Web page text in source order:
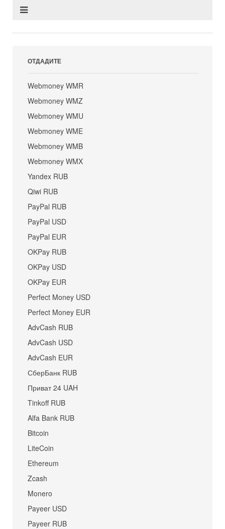
ОТДАДИТЕ
Webmoney WMR
Webmoney WMZ
Webmoney WMU
Webmoney WME
Webmoney WMB
Webmoney WMX
Yandex RUB
Qiwi RUB
PayPal RUB
PayPal USD
PayPal EUR
OKPay RUB
OKPay USD
OKPay EUR
Perfect Money USD
Perfect Money EUR
AdvCash RUB
AdvCash USD
AdvCash EUR
СберБанк RUB
Приват 24 UAH
Tinkoff RUB
Alfa Bank RUB
Bitcoin
LiteCoin
Ethereum
Zcash
Monero
Payeer USD
Payeer RUB